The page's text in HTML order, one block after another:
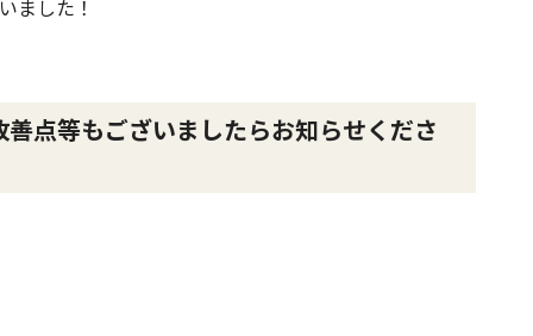
ました！
点等もございましたらお知らせくださ